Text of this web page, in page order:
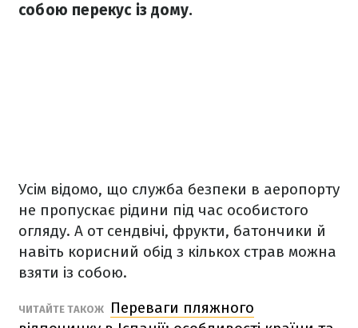
собою перекус із дому.
Усім відомо, що служба безпеки в аеропорту
не пропускає рідини під час особистого
огляду. А от сендвічі, фрукти, батончики й
навіть корисний обід з кількох страв можна
взяти із собою.
ЧИТАЙТЕ ТАКОЖ
Переваги пляжного